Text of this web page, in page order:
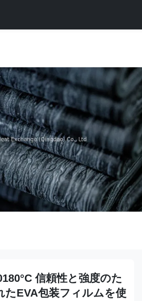
信頼性と強度のた
たEVA包装フィルムを使